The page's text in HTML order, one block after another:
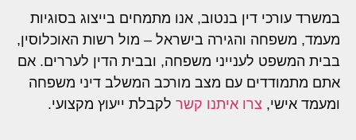
במשרד עורכי דין בנטוב, אנו מתמחים בייצוג בסוגיות
מעמד, משפחה והגירה בישראל – מול רשות האוכלוסין,
בבית המשפט לענייני משפחה, ובבית הדין לעררים. אם
אתם מתמודדים עם מצב מורכב המשלב דיני משפחה
ומעמד אישי, צרו איתנו קשר לקבלת ייעוץ מקצועי.